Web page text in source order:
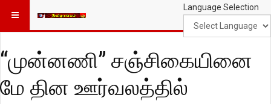
Language Selection
“முன்னணி” சஞ்சிகையினை
மே தின ஊர்வலத்தில்